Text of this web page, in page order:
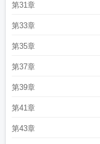
第31章
第33章
第35章
第37章
第39章
第41章
第43章